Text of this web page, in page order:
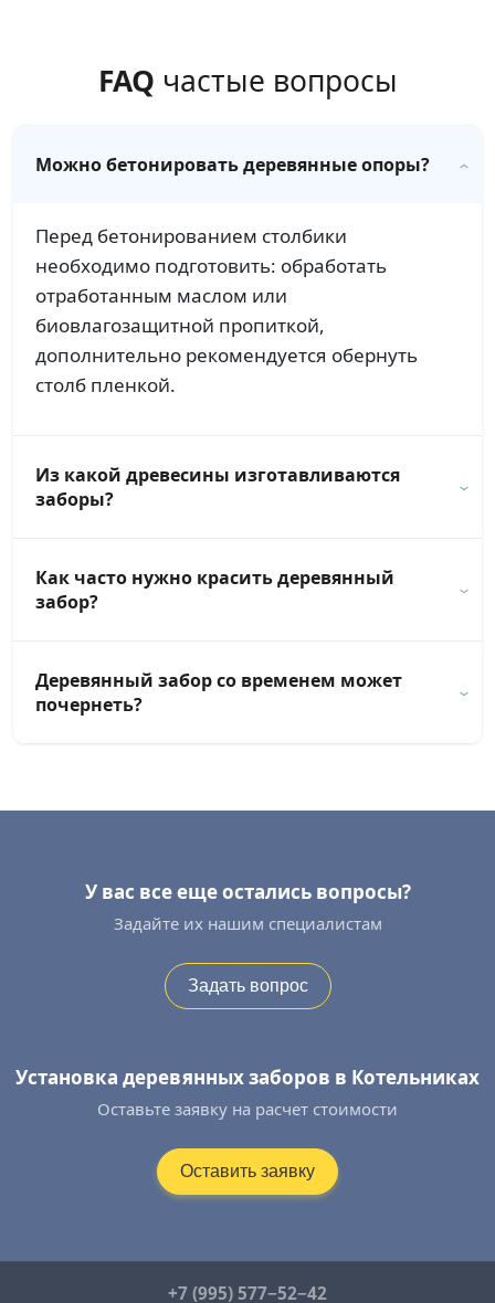
FAQ частые вопросы
Можно бетонировать деревянные опоры?
Перед бетонированием столбики
необходимо подготовить: обработать
отработанным маслом или
биовлагозащитной пропиткой,
дополнительно рекомендуется обернуть
столб пленкой.
Из какой древесины изготавливаются
заборы?
Как часто нужно красить деревянный
забор?
Деревянный забор со временем может
почернеть?
У вас все еще остались вопросы?
Задайте их нашим специалистам
Задать вопрос
Установка деревянных заборов в Котельниках
Оставьте заявку на расчет стоимости
Оставить заявку
+7 (995) 577−52−42